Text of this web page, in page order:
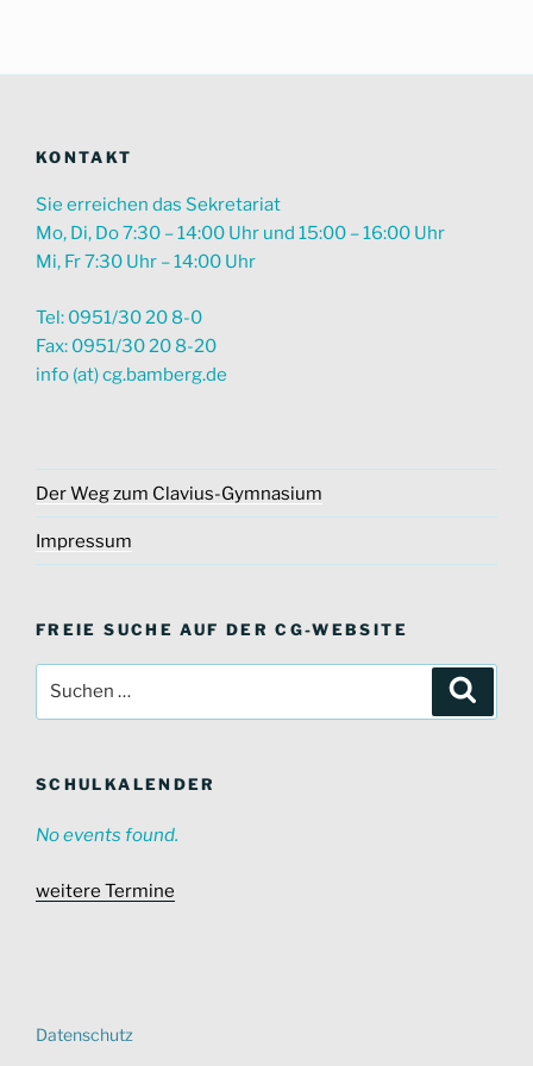
KONTAKT
Sie erreichen das Sekretariat
Mo, Di, Do 7:30 – 14:00 Uhr und 15:00 – 16:00 Uhr
Mi, Fr 7:30 Uhr – 14:00 Uhr
Tel: 0951/30 20 8-0
Fax: 0951/30 20 8-20
info (at) cg.bamberg.de
Der Weg zum Clavius-Gymnasium
Impressum
FREIE SUCHE AUF DER CG-WEBSITE
nach:
SCHULKALENDER
No events found.
weitere Termine
Datenschutz